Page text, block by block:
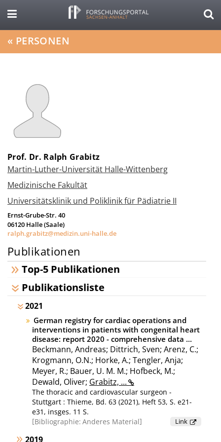
« PERSONEN
Prof. Dr. Ralph Grabitz
Martin-Luther-Universität Halle-Wittenberg
Medizinische Fakultät
Universitätsklinik und Poliklinik für Pädiatrie II
Ernst-Grube-Str. 40
06120 Halle (Saale)
ralph.grabitz@medizin.uni-halle.de
Publikationen
Top-5 Publikationen
Publikationsliste
2021
German registry for cardiac operations and
interventions in patients with congenital heart
disease: report 2020 - comprehensive data ...
Beckmann, Andreas; Dittrich, Sven; Arenz, C.;
Krogmann, O.N.; Horke, A.; Tengler, Anja;
Meyer, R.; Bauer, U. M. M.; Hofbeck, M.;
Dewald, Oliver; Grabitz, ...
The thoracic and cardiovascular surgeon -
Stuttgart : Thieme, Bd. 63 (2021), Heft 53, S. e21-
e31, insges. 11 S.
Bibliographie: Anderes Material Link
2019